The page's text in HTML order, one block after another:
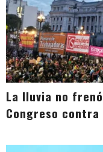
La lluvia no
Congreso